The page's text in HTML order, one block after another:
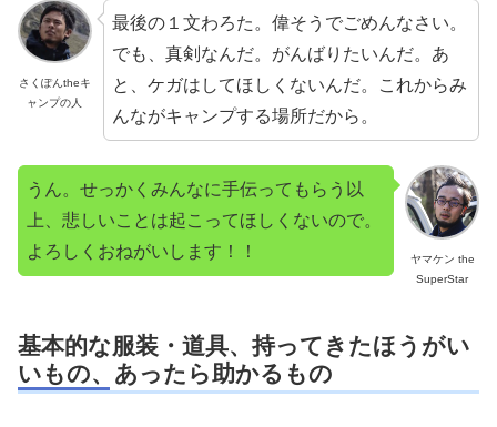
さくぽんtheキ
ャンプの人
最後の１文わろた。偉そうでごめんなさい。
でも、真剣なんだ。がんばりたいんだ。あ
と、ケガはしてほしくないんだ。これからみ
んながキャンプする場所だから。
ヤマケン the
SuperStar
うん。せっかくみんなに手伝ってもらう以
上、悲しいことは起こってほしくないので。
よろしくおねがいします！！
基本的な服装・道具、持ってきたほうがい
いもの、あったら助かるもの